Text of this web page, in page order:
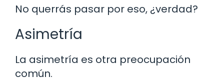
No querrás pasar por eso, ¿verdad?
Asimetría
La asimetría es otra preocupación
común.